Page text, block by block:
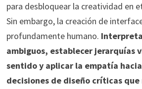
para desbloquear la creatividad en
Sin embargo, la creación de
profundamente humano.
ambiguos, establecer jerarquías
sentido y aplicar la empatía
decisiones de diseño críticas que